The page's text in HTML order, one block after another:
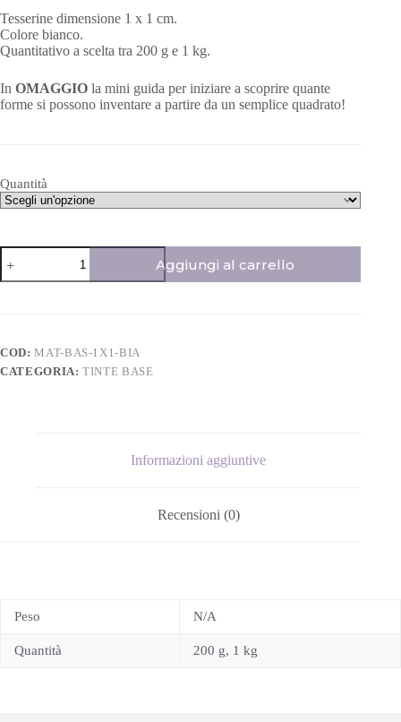
Tesserine dimensione 1 x 1 cm.
Colore bianco.
Quantitativo a scelta tra 200 g e 1 kg.
In OMAGGIO la mini guida per iniziare a scoprire quante
forme si possono inventare a partire da un semplice quadrato!
Quantità
Aggiungi al carrello
COD:MAT-BAS-1X1-BIA
CATEGORIA:TINTE BASE
Informazioni aggiuntive
Recensioni (0)
Peso N/A
Quantità 200 g, 1 kg